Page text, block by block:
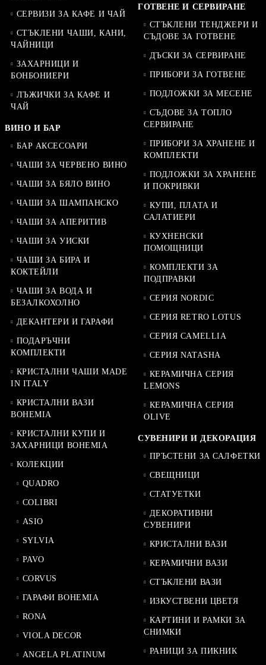
СЕРВИЗИ ЗА КАФЕ И ЧАЙ
СТЪКЛЕНИ ЧАШИ, КАНИ,
ЧАЙНИЦИ
ЗАХАРНИЦИ И
БОНБОНИЕРИ
ЛЪЖИЧКИ ЗА КАФЕ И
ЧАЙ
ВИНО И БАР
БАР АКСЕСОАРИ
ЧАШИ ЗА ЧЕРВЕНО ВИНО
ЧАШИ ЗА БЯЛО ВИНО
ЧАШИ ЗА ШАМПАНСКО
ЧАШИ ЗА АПЕРИТИВ
ЧАШИ ЗА УИСКИ
ЧАШИ ЗА БИРА И
КОКТЕЙЛИ
ЧАШИ ЗА ВОДА И
БЕЗАЛКОХОЛНО
ДЕКАНТЕРИ И ГАРАФИ
ПОДАРЪЧНИ
КОМПЛЕКТИ
КРИСТАЛНИ ЧАШИ MADE
IN ITALY
КРИСТАЛНИ ВАЗИ
BOHEMIA
КРИСТАЛНИ КУПИ И
ЗАХАРНИЦИ BOHEMIA
КОЛЕКЦИИ
QUADRO
COLIBRI
ASIO
SYLVIA
PAVO
CORVUS
ГАРАФИ BOHEMIA
RONA
VIOLA DECOR
ANGELA PLATINUM
ГОТВЕНЕ И СЕРВИРАНЕ
СТЪКЛЕНИ ТЕНДЖЕРИ И
СЪДОВЕ ЗА ГОТВЕНЕ
ДЪСКИ ЗА СЕРВИРАНЕ
ПРИБОРИ ЗА ГОТВЕНЕ
ПОДЛОЖКИ ЗА МЕСЕНЕ
СЪДОВЕ ЗА ТОПЛО
СЕРВИРАНЕ
ПРИБОРИ ЗА ХРАНЕНЕ И
КОМПЛЕКТИ
ПОДЛОЖКИ ЗА ХРАНЕНЕ
И ПОКРИВКИ
КУПИ, ПЛАТА И
САЛАТИЕРИ
КУХНЕНСКИ
ПОМОЩНИЦИ
КОМПЛЕКТИ ЗА
ПОДПРАВКИ
СЕРИЯ NORDIC
СЕРИЯ RETRO LOTUS
СЕРИЯ CAMELLIA
СЕРИЯ NATASHA
КЕРАМИЧНА СЕРИЯ
LEMONS
КЕРАМИЧНА СЕРИЯ
OLIVE
СУВЕНИРИ И ДЕКОРАЦИЯ
ПРЪСТЕНИ ЗА САЛФЕТКИ
СВЕЩНИЦИ
СТАТУЕТКИ
ДЕКОРАТИВНИ
СУВЕНИРИ
КРИСТАЛНИ ВАЗИ
КЕРАМИЧНИ ВАЗИ
СТЪКЛЕНИ ВАЗИ
ИЗКУСТВЕНИ ЦВЕТЯ
КАРТИНИ И РАМКИ ЗА
СНИМКИ
РАНИЦИ ЗА ПИКНИК